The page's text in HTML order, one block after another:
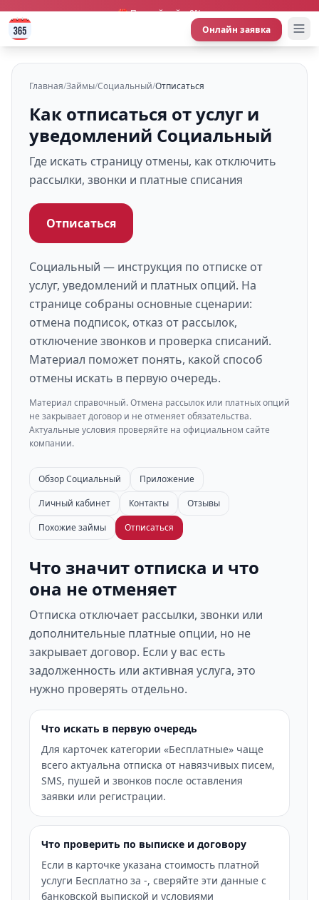
🎁 Первый займ 0%
Онлайн заявка
Главная/Займы/Социальный/Отписаться
Как отписаться от услуг и
уведомлений Социальный
Где искать страницу отмены, как отключить
рассылки, звонки и платные списания
Отписаться
Социальный — инструкция по отписке от
услуг, уведомлений и платных опций. На
странице собраны основные сценарии:
отмена подписок, отказ от рассылок,
отключение звонков и проверка списаний.
Материал поможет понять, какой способ
отмены искать в первую очередь.
Материал справочный. Отмена рассылок или платных опций
не закрывает договор и не отменяет обязательства.
Актуальные условия проверяйте на официальном сайте
компании.
Обзор Социальный
Приложение
Личный кабинет
Контакты
Отзывы
Похожие займы
Отписаться
Что значит отписка и что
она не отменяет
Отписка отключает рассылки, звонки или
дополнительные платные опции, но не
закрывает договор. Если у вас есть
задолженность или активная услуга, это
нужно проверять отдельно.
Что искать в первую очередь
Для карточек категории «Бесплатные» чаще
всего актуальна отписка от навязчивых писем,
SMS, пушей и звонков после оставления
заявки или регистрации.
Что проверить по выписке и договору
Если в карточке указана стоимость платной
услуги Бесплатно за -, сверяйте эти данные с
банковской выпиской и условиями